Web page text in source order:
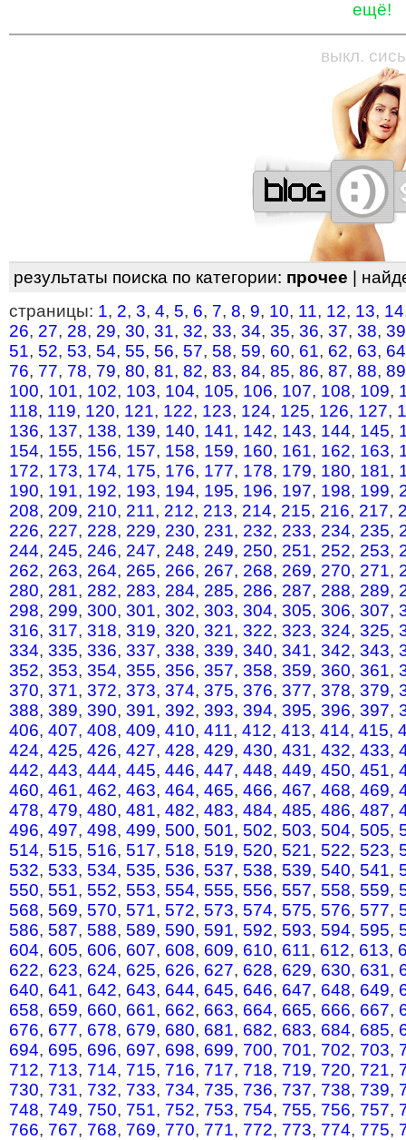
ещё!
—————————————————
выкл.
результаты поиска по категории: прочее |
страницы: 1, 2, 3, 4, 5, 6, 7, 8, 9, 10, 11, 12, 13, 14
26, 27, 28, 29, 30, 31, 32, 33, 34, 35, 36, 37, 38, 39
51, 52, 53, 54, 55, 56, 57, 58, 59, 60, 61, 62, 63, 64
76, 77, 78, 79, 80, 81, 82, 83, 84, 85, 86, 87, 88, 89
100, 101, 102, 103, 104, 105, 106, 107, 108, 109,
118, 119, 120, 121, 122, 123, 124, 125, 126, 127,
136, 137, 138, 139, 140, 141, 142, 143, 144, 145,
154, 155, 156, 157, 158, 159, 160, 161, 162, 163,
172, 173, 174, 175, 176, 177, 178, 179, 180, 181,
190, 191, 192, 193, 194, 195, 196, 197, 198, 199,
208, 209, 210, 211, 212, 213, 214, 215, 216, 217,
226, 227, 228, 229, 230, 231, 232, 233, 234, 235,
244, 245, 246, 247, 248, 249, 250, 251, 252, 253,
262, 263, 264, 265, 266, 267, 268, 269, 270, 271,
280, 281, 282, 283, 284, 285, 286, 287, 288, 289,
298, 299, 300, 301, 302, 303, 304, 305, 306, 307,
316, 317, 318, 319, 320, 321, 322, 323, 324, 325,
334, 335, 336, 337, 338, 339, 340, 341, 342, 343,
352, 353, 354, 355, 356, 357, 358, 359, 360, 361,
370, 371, 372, 373, 374, 375, 376, 377, 378, 379,
388, 389, 390, 391, 392, 393, 394, 395, 396, 397,
406, 407, 408, 409, 410, 411, 412, 413, 414, 415,
424, 425, 426, 427, 428, 429, 430, 431, 432, 433,
442, 443, 444, 445, 446, 447, 448, 449, 450, 451,
460, 461, 462, 463, 464, 465, 466, 467, 468, 469,
478, 479, 480, 481, 482, 483, 484, 485, 486, 487,
496, 497, 498, 499, 500, 501, 502, 503, 504, 505,
514, 515, 516, 517, 518, 519, 520, 521, 522, 523,
532, 533, 534, 535, 536, 537, 538, 539, 540, 541,
550, 551, 552, 553, 554, 555, 556, 557, 558, 559,
568, 569, 570, 571, 572, 573, 574, 575, 576, 577,
586, 587, 588, 589, 590, 591, 592, 593, 594, 595,
604, 605, 606, 607, 608, 609, 610, 611, 612, 613,
622, 623, 624, 625, 626, 627, 628, 629, 630, 631,
640, 641, 642, 643, 644, 645, 646, 647, 648, 649,
658, 659, 660, 661, 662, 663, 664, 665, 666, 667,
676, 677, 678, 679, 680, 681, 682, 683, 684, 685,
694, 695, 696, 697, 698, 699, 700, 701, 702, 703,
712, 713, 714, 715, 716, 717, 718, 719, 720, 721,
730, 731, 732, 733, 734, 735, 736, 737, 738, 739,
748, 749, 750, 751, 752, 753, 754, 755, 756, 757,
766, 767, 768, 769, 770, 771, 772, 773, 774, 775,